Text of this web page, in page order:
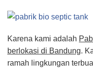
Karena kami adalah
berlokasi di Bandung.
ramah lingkungan